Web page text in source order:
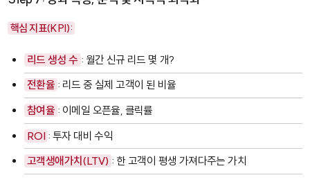
핵심 지표(KPI):
리드 생성 수 : 월간 신규 리드 몇 개?
전환율 : 리드 중 실제 고객이 된 비율
참여율 : 이메일 오픈율, 클릭률
ROI : 투자 대비 수익
고객생애가치(LTV) : 한 고객이 평생 가져다주는 가치